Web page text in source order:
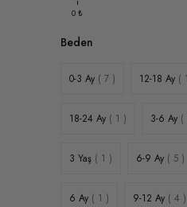
0 ₺
Beden
0-3 Ay ( 7 ) 12-18 Ay (
18-24 Ay ( 1 ) 3-6 Ay (
3 Yaş ( 1 ) 6-9 Ay ( 5 )
6 Ay ( 1 ) 9-12 Ay ( 4 )